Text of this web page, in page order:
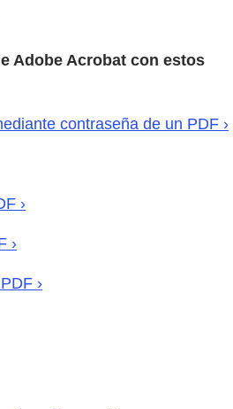
Adobe Acrobat con estos
contraseña de un PDF ›
›
›
›